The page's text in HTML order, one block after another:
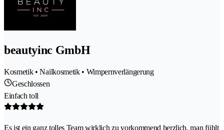
beautyinc GmbH
Kosmetik • Nailkosmetik • Wimpernverlängerung
Geschlossen
Einfach toll
Es ist ein ganz tolles Team wirklich zu vorkommend herzlich, man fühlt